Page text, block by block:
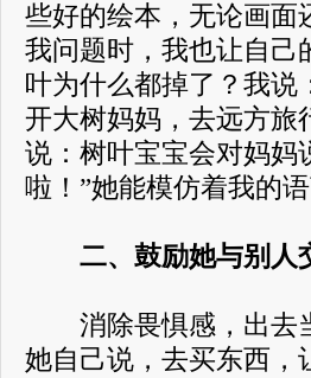
些好的绘本，无论画面
我问题时，我也让自己
叶为什么都掉了？我说
开大树妈妈，去远方旅
说：树叶宝宝会对妈妈
啦！”她能模仿着我的语
二、鼓励她与别人
消除畏惧感，出去当
她自己说，去买东西，